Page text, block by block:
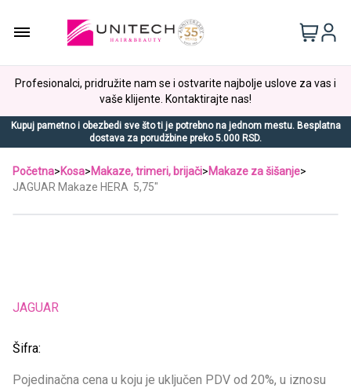
Profesionalci, pridružite nam se i ostvarite najbolje uslove za vas i
vaše klijente. Kontaktirajte nas!
Kupuj pametno i obezbedi sve što ti je potrebno na jednom mestu. Besplatna
dostava za porudžbine preko 5.000 RSD.
Početna>Kosa>Makaze, trimeri, brijači>Makaze za šišanje>
JAGUAR Makaze HERA 5,75"
JAGUAR
Šifra:
Pojedinačna cena u koju je uključen PDV od 20%, u iznosu